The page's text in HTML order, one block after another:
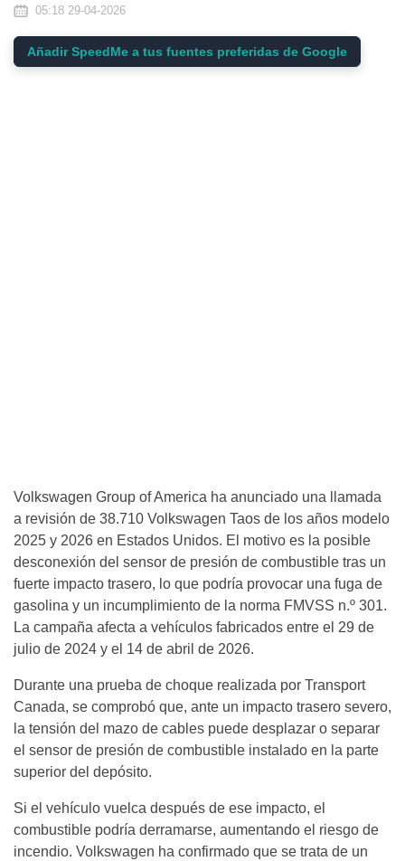
05:18 29-04-2026
Añadir SpeedMe a tus fuentes preferidas de Google
Volkswagen Group of America ha anunciado una llamada
a revisión de 38.710 Volkswagen Taos de los años modelo
2025 y 2026 en Estados Unidos. El motivo es la posible
desconexión del sensor de presión de combustible tras un
fuerte impacto trasero, lo que podría provocar una fuga de
gasolina y un incumplimiento de la norma FMVSS n.º 301.
La campaña afecta a vehículos fabricados entre el 29 de
julio de 2024 y el 14 de abril de 2026.
Durante una prueba de choque realizada por Transport
Canada, se comprobó que, ante un impacto trasero severo,
la tensión del mazo de cables puede desplazar o separar
el sensor de presión de combustible instalado en la parte
superior del depósito.
Si el vehículo vuelca después de ese impacto, el
combustible podría derramarse, aumentando el riesgo de
incendio. Volkswagen ha confirmado que se trata de un